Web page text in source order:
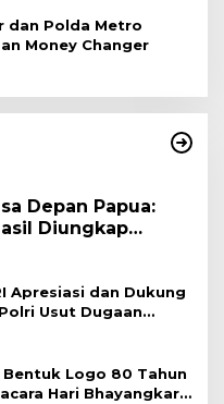
dan Polda Metro
Money Changer
Depan Papua:
Diungkap
Apresiasi dan Dukung
Usut Dugaan
Logo 80 Tahun
Hari Bhayangkara